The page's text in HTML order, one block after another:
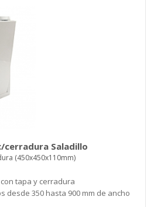
cerradura Saladillo
(450x450x110mm)
tapa y cerradura
desde 350 hasta 900 mm de ancho